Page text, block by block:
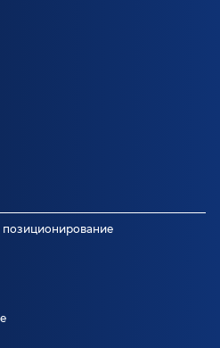
позиционирование